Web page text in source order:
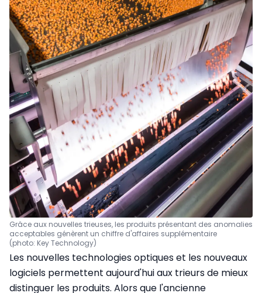
Grâce aux nouvelles trieuses, les produits présentant des anomalies
acceptables génèrent un chiffre d'affaires supplémentaire
(photo: Key Technology)
Les nouvelles technologies optiques et les nouveaux
logiciels permettent aujourd'hui aux trieurs de mieux
distinguer les produits. Alors que l'ancienne